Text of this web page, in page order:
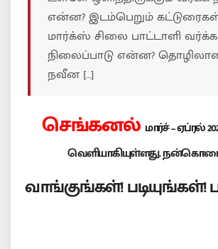
என்ன? இடம்பெறும்
மார்க்ஸ் சிலை பாட்டாளி வர்க்க
நிலைப்பாடு என்ன?
நவீன […]
செங்கனல் மார்ச் – ஏப்ரல்
வெளியாகியுள்ளது. நன்கொடை
வாங்குங்கள்! படியுங்கள்!